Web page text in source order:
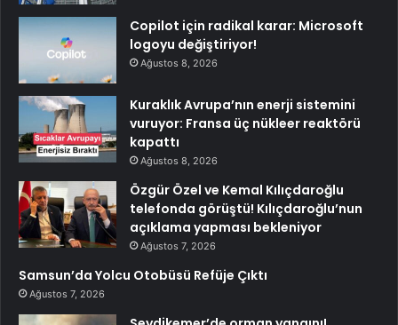
Copilot için radikal karar: Microsoft
logoyu değiştiriyor!
Ağustos 8, 2026
Kuraklık Avrupa’nın enerji sistemini
vuruyor: Fransa üç nükleer reaktörü
kapattı
Ağustos 8, 2026
Özgür Özel ve Kemal Kılıçdaroğlu
telefonda görüştü! Kılıçdaroğlu’nun
açıklama yapması bekleniyor
Ağustos 7, 2026
Samsun’da Yolcu Otobüsü Refüje Çıktı
Ağustos 7, 2026